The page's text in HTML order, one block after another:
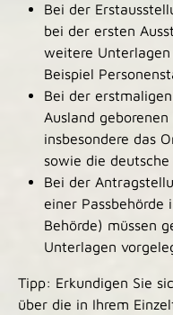
Bei der
bei der ersten
weitere
Beispiel
Bei der
Ausland
insbesondere das
sowie die
Bei der
einer Passbehörde
Behörde) müssen
Unterlagen
Tipp: Erkundigen Sie
über die in Ihrem